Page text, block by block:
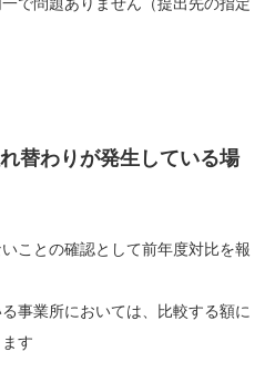
替わりが発生している場
ことの確認として前年度対比を報
事業所においては、比較する額に
す